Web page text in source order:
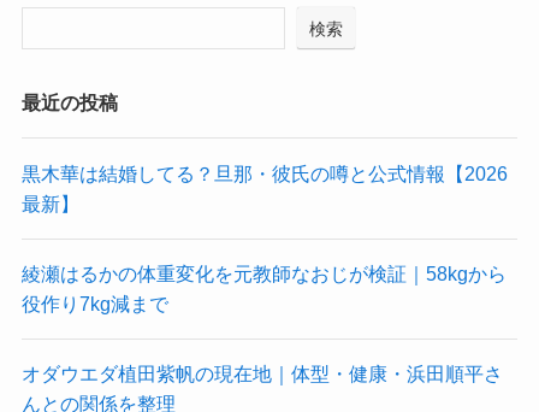
検索
最近の投稿
黒木華は結婚してる？旦那・彼氏の噂と公式情報【2026
最新】
綾瀬はるかの体重変化を元教師なおじが検証｜58kgから
役作り7kg減まで
オダウエダ植田紫帆の現在地｜体型・健康・浜田順平さ
んとの関係を整理